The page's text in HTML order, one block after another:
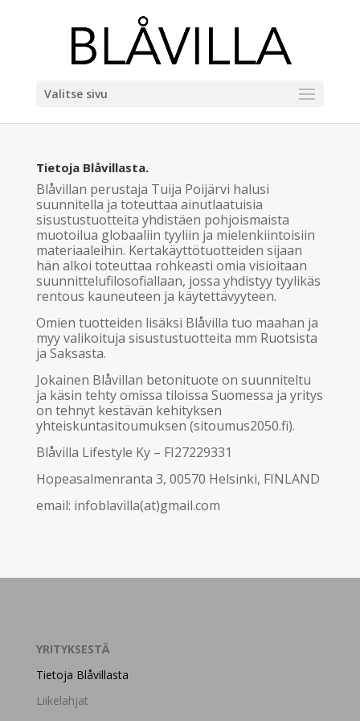
Valitse sivu
Tietoja Blåvillasta.
Blåvillan perustaja Tuija Poijärvi halusi
suunnitella ja toteuttaa ainutlaatuisia
sisustustuotteita yhdistäen pohjoismaista
muotoilua globaaliin tyyliin ja mielenkiintoisiin
materiaaleihin. Kertakäyttötuotteiden sijaan
hän alkoi toteuttaa rohkeasti omia visioitaan
suunnittelufilosofiallaan, jossa yhdistyy tyylikäs
rentous kauneuteen ja käytettävyyteen.
Omien tuotteiden lisäksi Blåvilla tuo maahan ja
myy valikoituja sisustustuotteita mm Ruotsista
ja Saksasta.
Jokainen Blåvillan betonituote on suunniteltu
ja käsin tehty omissa tiloissa Suomessa ja yritys
on tehnyt kestävän kehityksen
yhteiskuntasitoumuksen (sitoumus2050.fi).
Blåvilla Lifestyle Ky – FI27229331
Hopeasalmenranta 3, 00570 Helsinki, FINLAND
email: infoblavilla(at)gmail.com
YRITYKSESTÄ
Tietoja Blåvillasta
Liikelahjat